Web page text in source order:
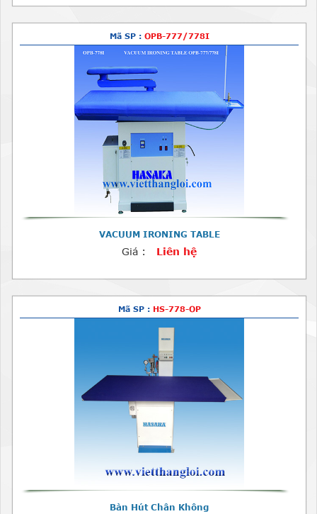
Mã SP : OPB-777/778I
VACUUM IRONING TABLE
Giá : Liên hệ
Mã SP : HS-778-OP
Bàn Hút Chân Không